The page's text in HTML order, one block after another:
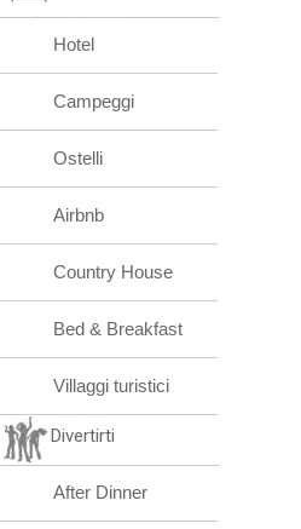
Hotel
Campeggi
Ostelli
Airbnb
Country House
Bed & Breakfast
Villaggi turistici
Divertirti
After Dinner